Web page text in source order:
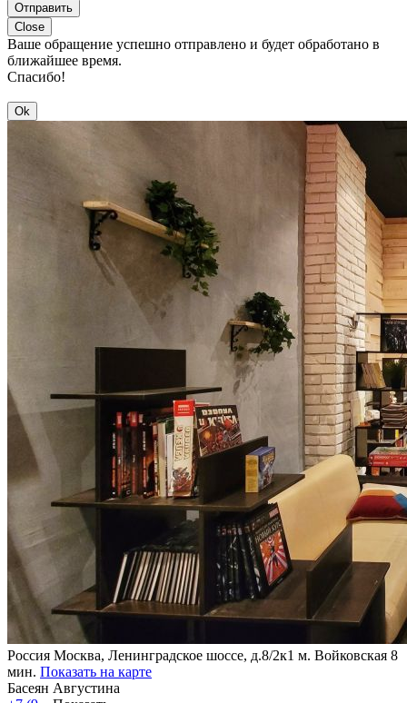
Отправить
Close
Ваше обращение успешно отправлено и будет обработано в
ближайшее время.
Спасибо!
Ok
Россия Москва, Ленинградское шоссе, д.8/2к1 м. Войковская 8
мин. Показать на карте
Басеян Августина